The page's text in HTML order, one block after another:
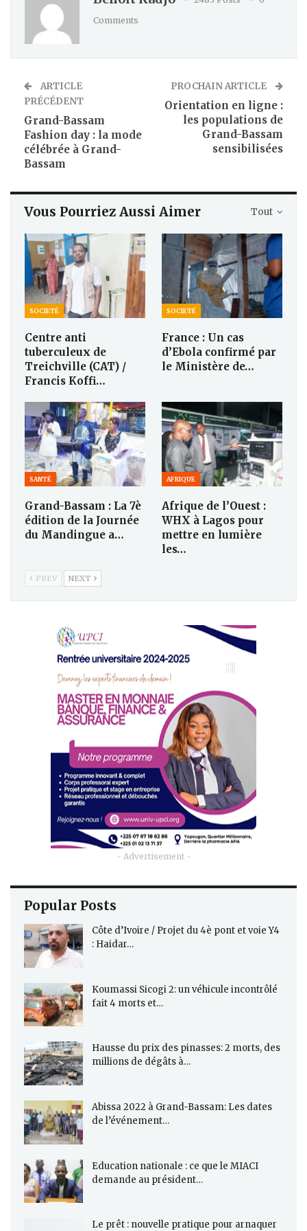
Comments
ARTICLE
PRÉCÉDENT
Grand-Bassam
Fashion day : la mode
célébrée à Grand-
Bassam
PROCHAIN ARTICLE
Orientation en ligne :
les populations de
Grand-Bassam
sensibilisées
Tout
Vous Pourriez Aussi Aimer
SOCIETÉ
Centre anti
tuberculeux de
Treichville (CAT) /
Francis Koffi…
SOCIETÉ
France : Un cas
d’Ebola confirmé par
le Ministère de…
SANTÉ
Grand-Bassam : La 7è
édition de la Journée
du Mandingue a…
AFRIQUE
Afrique de l’Ouest :
WHX à Lagos pour
mettre en lumière
les…
PREV NEXT
- Advertisement -
Popular Posts
Côte d’Ivoire / Projet du 4è pont et voie Y4
: Haidar…
Koumassi Sicogi 2: un véhicule incontrôlé
fait 4 morts et…
Hausse du prix des pinasses: 2 morts, des
millions de dégâts à…
Abissa 2022 à Grand-Bassam: Les dates
de l’événement…
Education nationale : ce que le MIACI
demande au président…
Le prêt : nouvelle pratique pour arnaquer